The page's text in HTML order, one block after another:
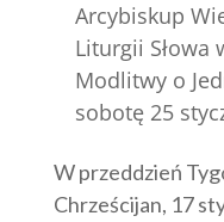
Arcybiskup
Liturgii
Modlitwy o
sobotę 25
W przeddzień
Chrześcijan, 17